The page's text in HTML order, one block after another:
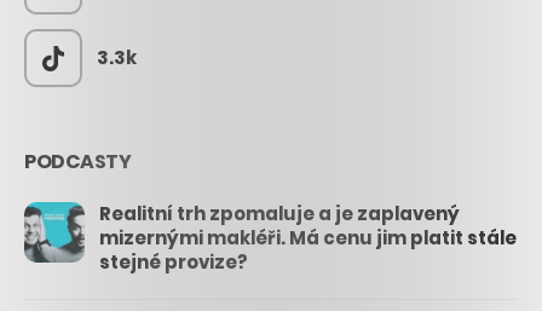
3.3k
PODCASTY
Realitní trh zpomaluje a je zaplavený
mizernými makléři. Má cenu jim platit stále
stejné provize?